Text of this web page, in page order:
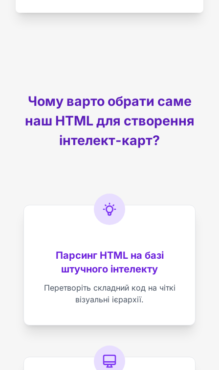
Чому варто обрати саме
наш HTML для створення
інтелект-карт?
Парсинг HTML на базі
штучного інтелекту
Перетворіть складний код на чіткі
візуальні ієрархії.